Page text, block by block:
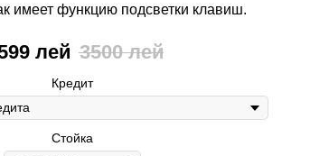
имеет функцию подсветки клавиш.
лей 3500 лей
Кредит
Стойка